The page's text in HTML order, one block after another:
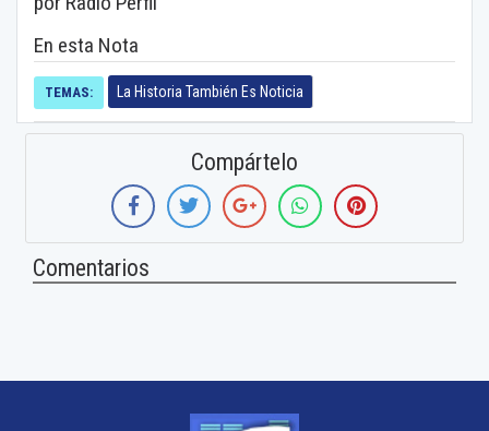
En esta Nota
TEMAS: La Historia También Es Noticia
Compártelo
Comentarios